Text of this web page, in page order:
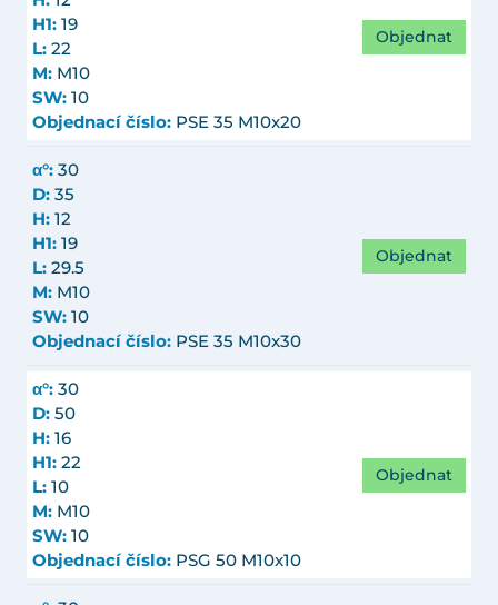
H1: 19
L: 22
M: M10
SW: 10
Objednací číslo: PSE 35 M10x20
Objednat
α°: 30
D: 35
H: 12
H1: 19
L: 29.5
M: M10
SW: 10
Objednací číslo: PSE 35 M10x30
Objednat
α°: 30
D: 50
H: 16
H1: 22
L: 10
M: M10
SW: 10
Objednací číslo: PSG 50 M10x10
Objednat